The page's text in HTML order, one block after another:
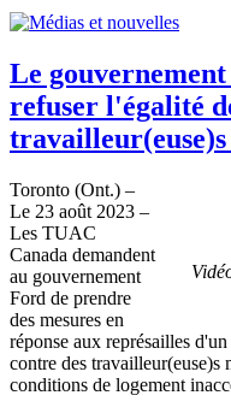
Le
refuser l'égalité
Toronto (Ont.) –
Le 23 août 2023 –
Les TUAC
Canada demandent
au gouvernement
Ford de prendre
des mesures en
réponse aux représailles
contre des travailleur(euse)s
conditions de logement